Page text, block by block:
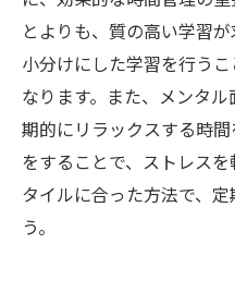
とよりも、質の高い学習が
小分けにした学習を行う
なります。また、メンタ
期的にリラックスする時
をすることで、ストレス
タイルに合った方法で、
う。